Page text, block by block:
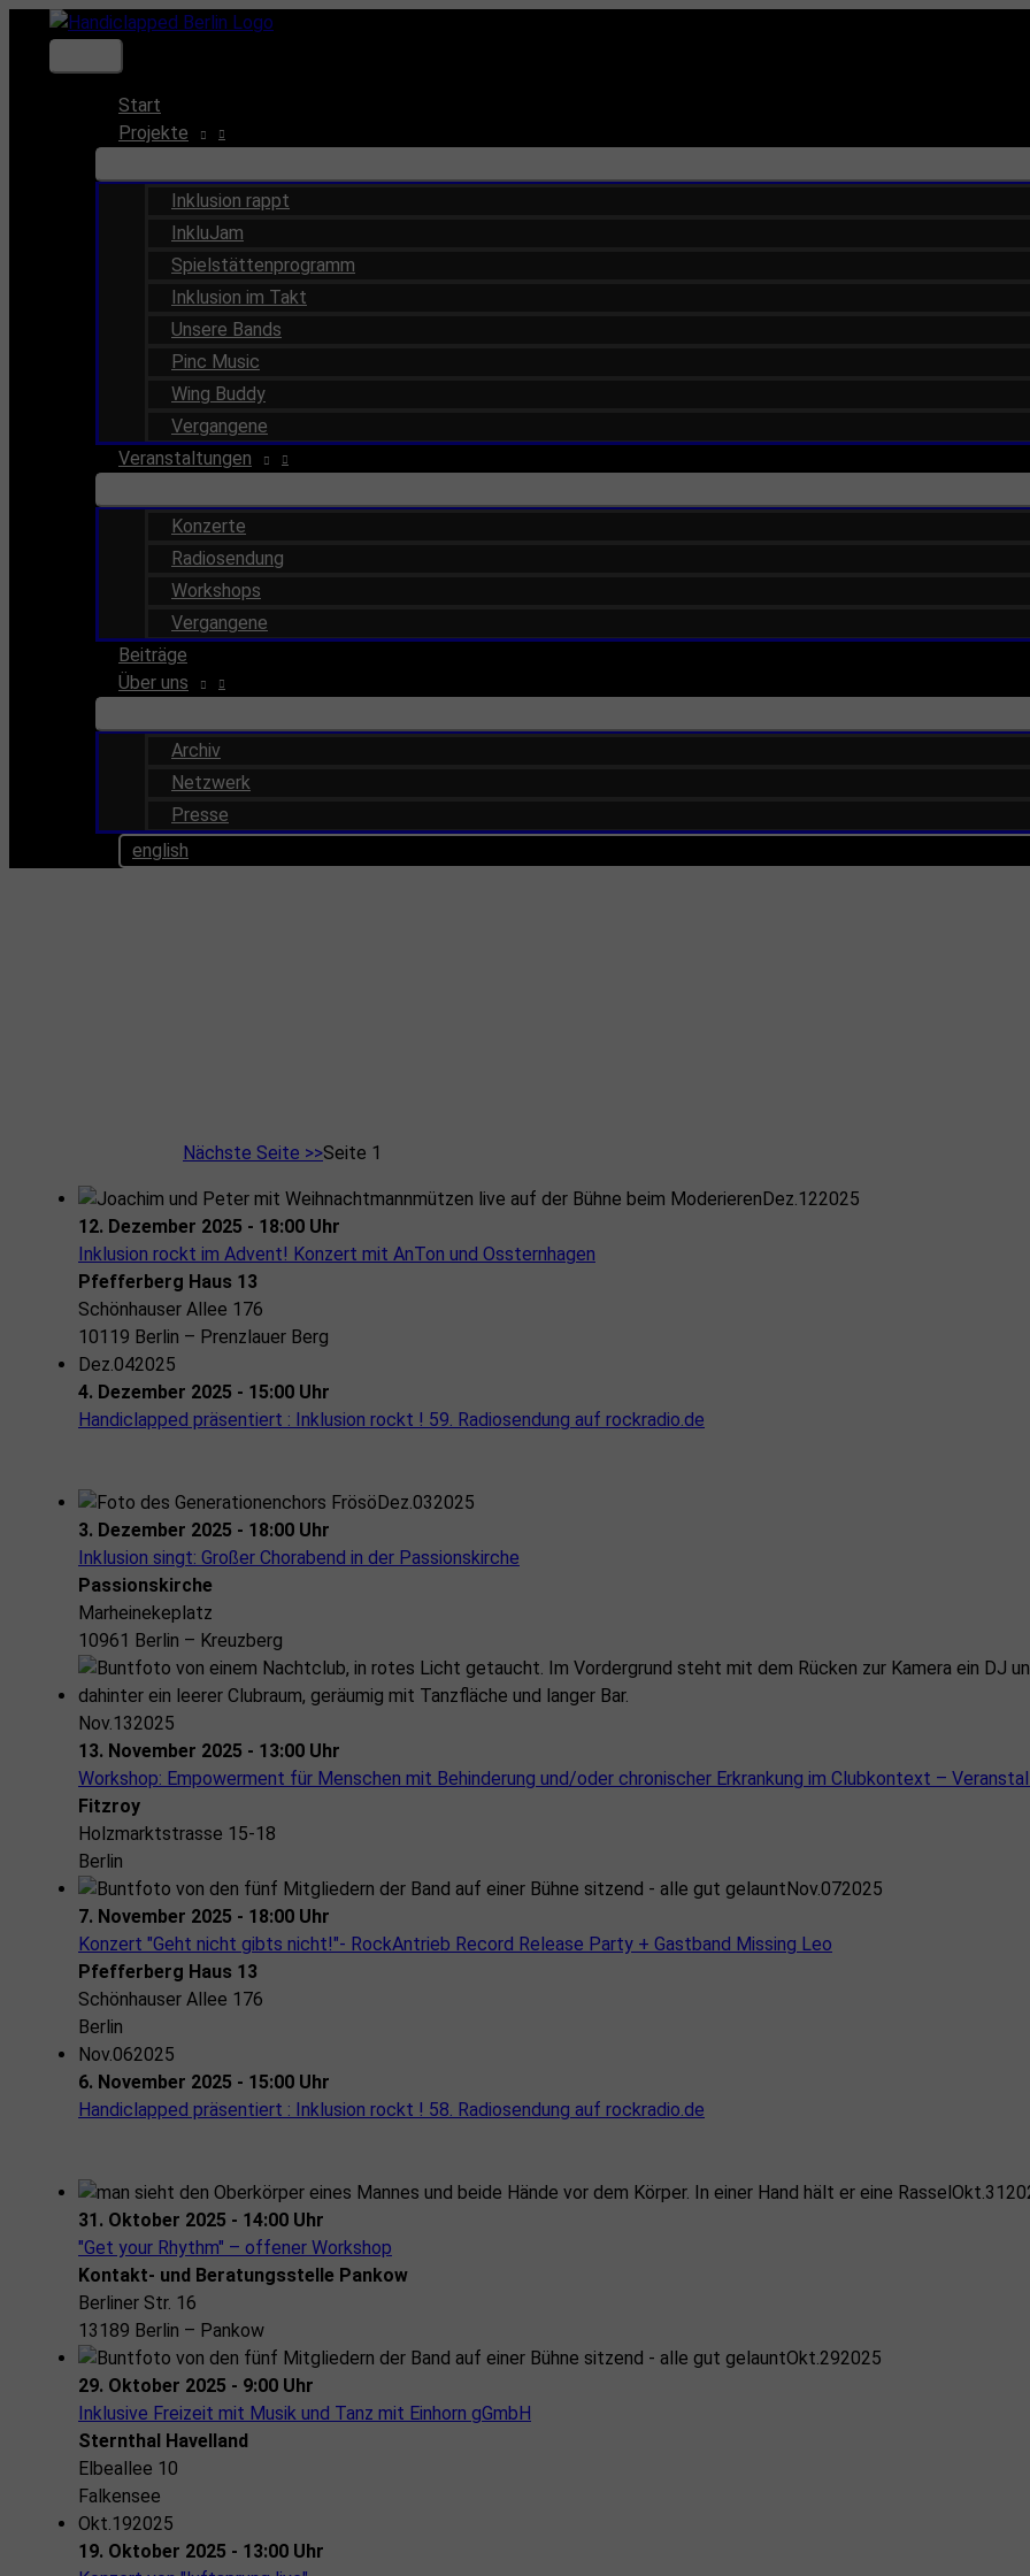
Inhalt
springen Hauptmenü
Start
Projekte
Inklusion rappt
InkluJam
Spielstättenprogramm
Inklusion im Takt
Unsere Bands
Pinc Music
Wing Buddy
Vergangene
Veranstaltungen
Konzerte
Radiosendung
Workshops
Vergangene
Beiträge
Über uns
Archiv
Netzwerk
Presse
english
Nächste Seite >>Seite 1
Dez. 122025
12. Dezember 2025 - 18:00 Uhr
Inklusion rockt im Advent! Konzert mit AnTon und Ossternhagen
Pfefferberg Haus 13
Schönhauser Allee 176
10119 Berlin – Prenzlauer Berg
Dez. 042025
4. Dezember 2025 - 15:00 Uhr
Handiclapped präsentiert : Inklusion rockt ! 59. Radiosendung auf rockradio.de
Dez. 032025
3. Dezember 2025 - 18:00 Uhr
Inklusion singt: Großer Chorabend in der Passionskirche
Passionskirche
Marheinekeplatz
10961 Berlin – Kreuzberg
Nov.132025
13. November 2025 - 13:00 Uhr
Workshop: Empowerment für Menschen mit Behinderung und/oder chronischer Erkrankung im Clubkontext –
Fitzroy
Holzmarktstrasse 15-18
Berlin
Nov.072025
7. November 2025 - 18:00 Uhr
Konzert "Geht nicht gibts nicht!"- RockAntrieb Record Release Party + Gastband Missing Leo
Pfefferberg Haus 13
Schönhauser Allee 176
Berlin
Nov.062025
6. November 2025 - 15:00 Uhr
Handiclapped präsentiert : Inklusion rockt ! 58. Radiosendung auf rockradio.de
Okt. 31
31. Oktober 2025 - 14:00 Uhr
"Get your Rhythm" – offener Workshop
Kontakt- und Beratungsstelle Pankow
Berliner Str. 16
13189 Berlin – Pankow
Okt. 292025
29. Oktober 2025 - 9:00 Uhr
Inklusive Freizeit mit Musik und Tanz mit Einhorn gGmbH
Sternthal Havelland
Elbeallee 10
Falkensee
Okt. 192025
19. Oktober 2025 - 13:00 Uhr